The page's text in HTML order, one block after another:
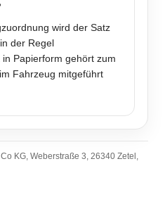
wird der Satz
der Regel
Papierform gehört zum
Fahrzeug mitgeführt
KG, Weberstraße 3, 26340 Zetel,